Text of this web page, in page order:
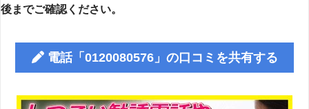
後までご確認ください。
電話「0120080576」の口コミを共有する